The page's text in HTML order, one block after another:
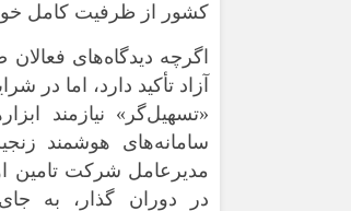
کشور از ظرفیت کامل
اگرچه دیدگاه‌های
آزاد تأکید دارد، اما در
«تسهیل‌گر» نیازمند
سامانه‌های هوشمند
مدیرعامل شرکت تامین
در دوران گذار، به